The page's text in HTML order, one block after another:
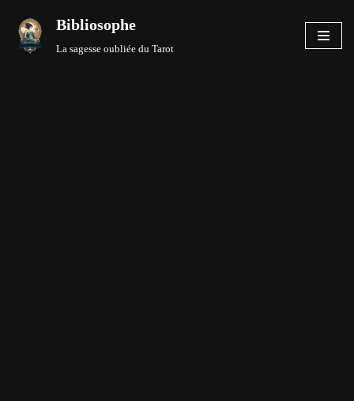
Aller
Bibliosophe
La sagesse oubliée du Tarot